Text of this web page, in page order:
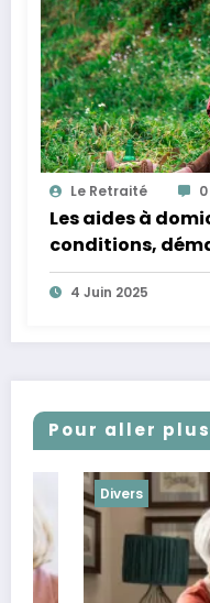
Le Retraité 0
Les aides à
conditions,
agréés
4 Juin 2025
Pour aller
Divers